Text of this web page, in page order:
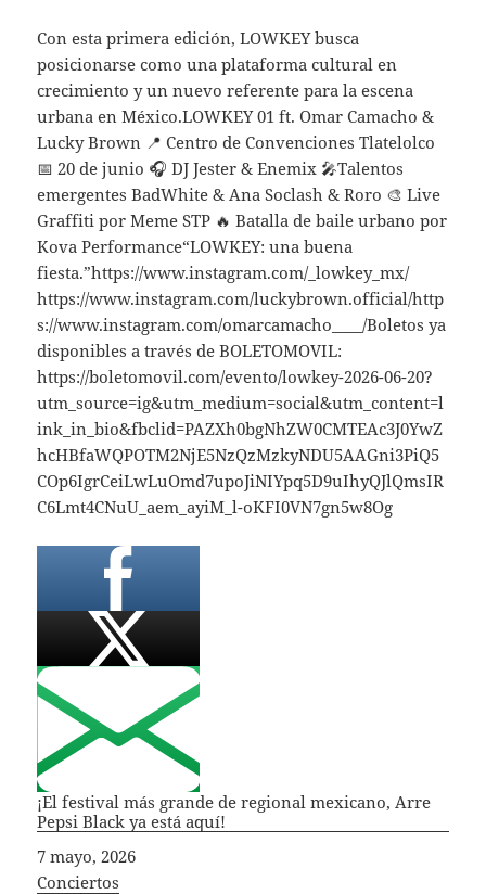
Con esta primera edición, LOWKEY busca
posicionarse como una plataforma cultural en
crecimiento y un nuevo referente para la escena
urbana en México.LOWKEY 01 ft. Omar Camacho &
Lucky Brown 📍 Centro de Convenciones Tlatelolco
📅 20 de junio 🎧 DJ Jester & Enemix 🎤Talentos
emergentes BadWhite & Ana Soclash & Roro 🎨 Live
Graffiti por Meme STP 🔥 Batalla de baile urbano por
Kova Performance“LOWKEY: una buena
fiesta.”https://www.instagram.com/_lowkey_mx/
https://www.instagram.com/luckybrown.official/http
s://www.instagram.com/omarcamacho____/Boletos ya
disponibles a través de BOLETOMOVIL:
https://boletomovil.com/evento/lowkey-2026-06-20?
utm_source=ig&utm_medium=social&utm_content=l
ink_in_bio&fbclid=PAZXh0bgNhZW0CMTEAc3J0YwZ
hcHBfaWQPOTM2NjE5NzQzMzkyNDU5AAGni3PiQ5
COp6IgrCeiLwLuOmd7upoJiNIYpq5D9uIhyQJlQmsIR
C6Lmt4CNuU_aem_ayiM_l-oKFI0VN7gn5w8Og
¡El festival más grande de regional mexicano, Arre
Pepsi Black ya está aquí!
Fecha
7 mayo, 2026
In relation to
Conciertos